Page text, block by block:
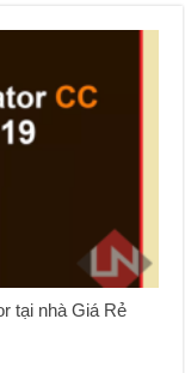
tại nhà Giá Rẻ